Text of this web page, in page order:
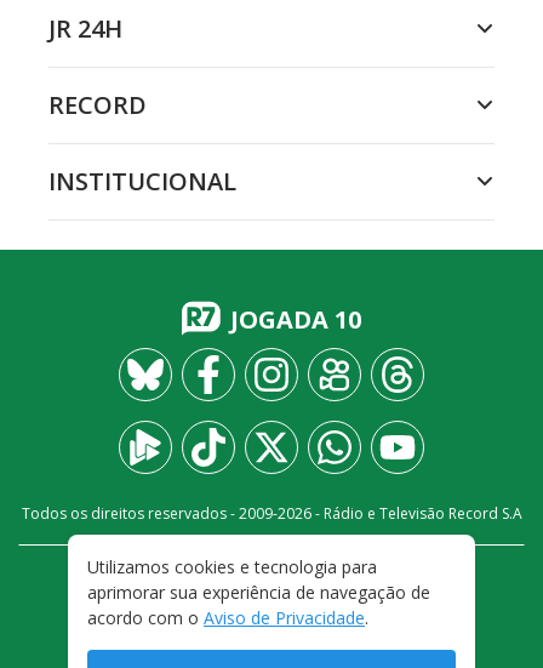
JR 24H
RECORD
INSTITUCIONAL
JOGADA 10
Todos os direitos reservados - 2009-2026- Rádio e Televisão Record S.A
FALE CONOSCO
PRIVACIDADE
TERMOS E CONDIÇÕES DE USO
Utilizamos cookies e tecnologia para
aprimorar sua experiência de navegação de
acordo com o Aviso de Privacidade.